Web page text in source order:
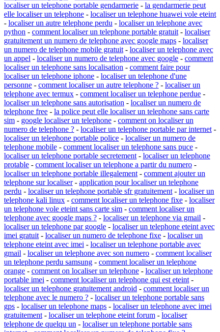
localiser un telephone portable gendarmerie - la gendarmerie peut
elle localiser un telephone - localiser un telephone huawei vole eteint
- localiser un autre telephone perdu - localiser un telephone avec
python - comment localiser un telephone portable gratuit- localiser
gratuitement un numero de telephone avec google maps - localiser
un numero de telephone mobile gratuit- localiser un telephone avec
un appel - localiser un numero de telephone avec google - comment
localiser un telephone sans localisation - comment faire pour
localiser un telephone iphone - localiser un telephone d'une
personne - comment localiser un autre telephone ? - localiser un
telephone avec termux - comment localiser un telephone perdue -
localiser un telephone sans autorisation - localiser un numero de
telephone free - la police peut elle localiser un telephone sans carte
sim - google localiser un telephone - comment on localiser un
numero de telephone ? - localiser un telephone portable par internet-
localiser un telephone portable police - localiser un numero de
telephone mobile - comment localiser un telephone sans puce -
localiser un telephone portable secretement- localiser un telephone
protable - comment localiser un telephone a partir du numero -
localiser un telephone portable illegalement- comment ajouter un
telephone sur localiser- application pour localiser un telephone
perdu - localiser un telephone portable sfr gratuitement- localiser un
telephone kali linux - comment localiser un telephone fixe - localiser
un telephone vole eteint sans carte sim - comment localiser un
telephone avec google maps ? - localiser un telephone via gmail -
localiser un telephone par google - localiser un telephone eteint avec
imei gratuit- localiser un numero de telephone fixe - localiser un
telephone eteint avec imei - localiser un telephone portable avec
gmail - localiser un telephone avec son numero - comment localiser
un telephone perdu samsung - comment localiser un telephone
orange - comment on localiser un telephone - localiser un telephone
portable imei - comment localiser un telephone qui est eteint-
localiser un telephone gratuitement android - comment localiser un
telephone avec le numero ? - localiser un telephone portable sans
gps - localiser un telephone maps - localiser un telephone avec imei
gratuitement- localiser un telephone eteint forum - localiser
telephone de quelqu un - localiser un telephone portable sans